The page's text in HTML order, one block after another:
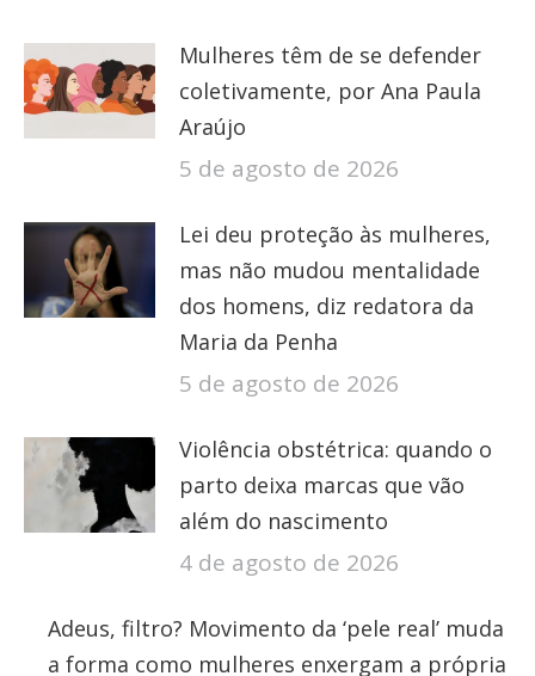
Mulheres têm de se defender
coletivamente, por Ana Paula
Araújo
5 de agosto de 2026
Lei deu proteção às mulheres,
mas não mudou mentalidade
dos homens, diz redatora da
Maria da Penha
5 de agosto de 2026
Violência obstétrica: quando o
parto deixa marcas que vão
além do nascimento
4 de agosto de 2026
Adeus, filtro? Movimento da ‘pele real’ muda
a forma como mulheres enxergam a própria